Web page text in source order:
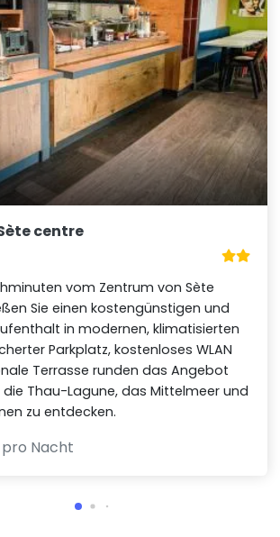
centre
vom Zentrum von Sète
Sie einen kostengünstigen und
in modernen, klimatisierten
Parkplatz, kostenloses WLAN
Terrasse runden das Angebot
Thau-Lagune, das Mittelmeer und
zu entdecken.
pro Nacht